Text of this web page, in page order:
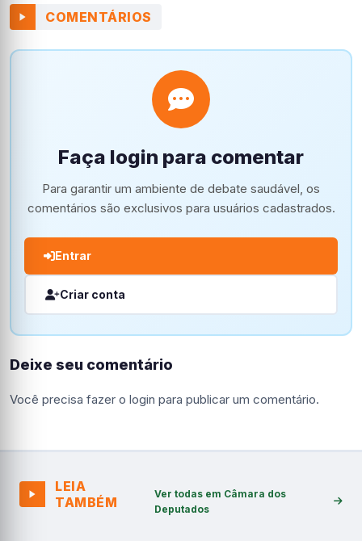
COMENTÁRIOS
Faça login para comentar
Para garantir um ambiente de debate saudável, os
comentários são exclusivos para usuários cadastrados.
Entrar
Criar conta
Deixe seu comentário
Você precisa fazer o login para publicar um comentário.
LEIA
TAMBÉM
Ver todas em Câmara dos
Deputados